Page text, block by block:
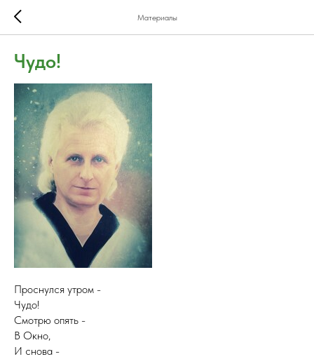
Материалы
Чудо!
Проснулся утром -
Чудо!
Смотрю опять -
В Окно,
И снова -